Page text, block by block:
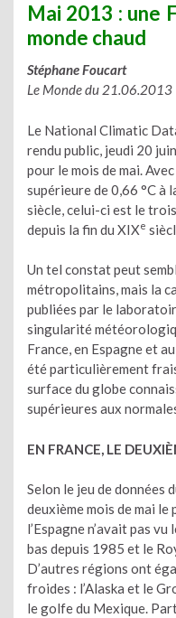
Mai 2013 : une
monde chaud
Stéphane Foucart
Le Monde du 21.06.2013
Le National Climatic
rendu public, jeudi 20
pour le mois de mai.
supérieure de 0,66 °C à
siècle, celui-ci est le
depuis la fin du XIXe
Un tel constat peut
métropolitains, mais la
publiées par le
singularité
France, en Espagne et
été particulièrement
surface du globe
supérieures aux
EN FRANCE, LE
Selon le jeu de données
deuxième mois de mai
l’Espagne n’avait pas
bas depuis 1985 et le
D’autres régions ont
froides : l’Alaska et le
le golfe du Mexique.